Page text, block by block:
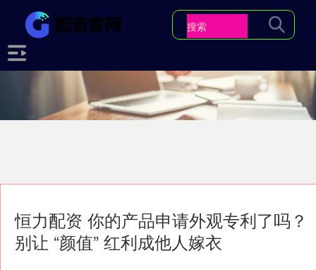
恒力配资 你的产品申请外观专利了吗？
别让 “颜值” 红利成他人嫁衣